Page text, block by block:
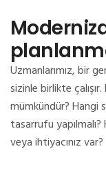
Uzmanlarımız, bir
sizinle birlikte çalışır.
mümkündür?Hangi
tasarrufu yapılmalı?
veya ihtiyacınız var?